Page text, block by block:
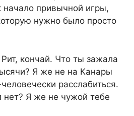
начало привычной игры,
нужно было просто
кончай. Что ты зажала
Я же не на Канары
расслабиться.
Я же не чужой тебе